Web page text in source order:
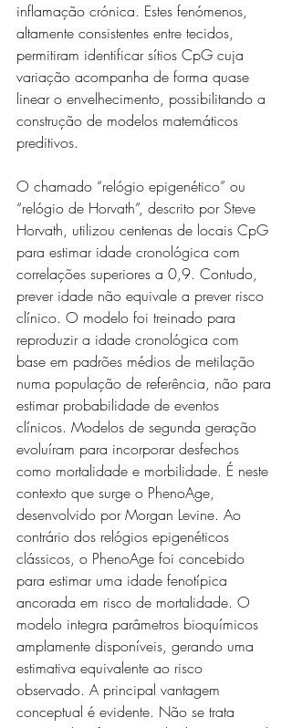
inflamação crónica. Estes fenómenos,
altamente consistentes entre tecidos,
permitiram identificar sítios CpG cuja
variação acompanha de forma quase
linear o envelhecimento, possibilitando a
construção de modelos matemáticos
preditivos.
O chamado “relógio epigenético” ou
“relógio de Horvath”, descrito por Steve
Horvath, utilizou centenas de locais CpG
para estimar idade cronológica com
correlações superiores a 0,9. Contudo,
prever idade não equivale a prever risco
clínico. O modelo foi treinado para
reproduzir a idade cronológica com
base em padrões médios de metilação
numa população de referência, não para
estimar probabilidade de eventos
clínicos. Modelos de segunda geração
evoluíram para incorporar desfechos
como mortalidade e morbilidade. É neste
contexto que surge o PhenoAge,
desenvolvido por Morgan Levine. Ao
contrário dos relógios epigenéticos
clássicos, o PhenoAge foi concebido
para estimar uma idade fenotípica
ancorada em risco de mortalidade. O
modelo integra parâmetros bioquímicos
amplamente disponíveis, gerando uma
estimativa equivalente ao risco
observado. A principal vantagem
conceptual é evidente. Não se trata